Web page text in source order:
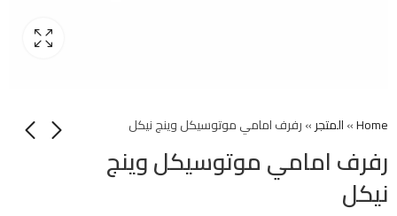
Home
»المتجر»رفرف امامي موتوسيكل وينج نيكل
رفرف امامي موتوسيكل وينج
نيكل